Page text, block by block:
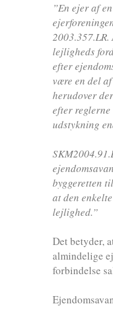
”En ejer af
lejligheds
efter
være en del
herudover
efter
udstykning
byggeretten
at den
lejlighed.”
Det betyder,
almindelige
forbindelse